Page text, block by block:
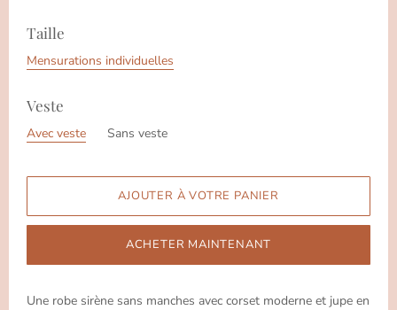
Taille
Mensurations individuelles
Veste
Avec veste Sans veste
ACHETER MAINTENANT
Une robe sirène sans manches avec corset moderne et jupe en